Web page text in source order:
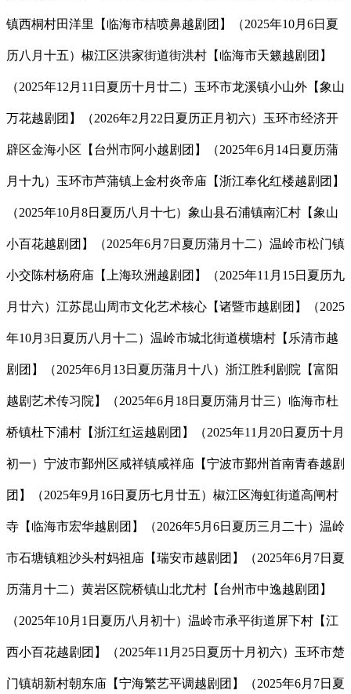
镇西桐村田洋里【临海市桔喷鼻越剧团】（2025年10月6日夏
历八月十五）椒江区洪家街道街洪村【临海市天籁越剧团】
（2025年12月11日夏历十月廿二）玉环市龙溪镇小山外【象山
万花越剧团】（2026年2月22日夏历正月初六）玉环市经济开
辟区金海小区【台州市阿小越剧团】（2025年6月14日夏历蒲
月十九）玉环市芦蒲镇上金村炎帝庙【浙江奉化红楼越剧团】
（2025年10月8日夏历八月十七）象山县石浦镇南汇村【象山
小百花越剧团】（2025年6月7日夏历蒲月十二）温岭市松门镇
小交陈村杨府庙【上海玖洲越剧团】（2025年11月15日夏历九
月廿六）江苏昆山周市文化艺术核心【诸暨市越剧团】（2025
年10月3日夏历八月十二）温岭市城北街道横塘村【乐清市越
剧团】（2025年6月13日夏历蒲月十八）浙江胜利剧院【富阳
越剧艺术传习院】（2025年6月18日夏历蒲月廿三）临海市杜
桥镇杜下浦村【浙江红运越剧团】（2025年11月20日夏历十月
初一）宁波市鄞州区咸祥镇咸祥庙【宁波市鄞州首南青春越剧
团】（2025年9月16日夏历七月廿五）椒江区海虹街道高闸村
寺【临海市宏华越剧团】（2026年5月6日夏历三月二十）温岭
市石塘镇粗沙头村妈祖庙【瑞安市越剧团】（2025年6月7日夏
历蒲月十二）黄岩区院桥镇山北尤村【台州市中逸越剧团】
（2025年10月1日夏历八月初十）温岭市承平街道屏下村【江
西小百花越剧团】（2025年11月25日夏历十月初六）玉环市楚
门镇胡新村朝东庙【宁海繁艺平调越剧团】（2025年6月7日夏